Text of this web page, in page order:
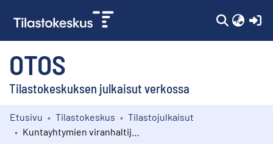
OTOS
Tilastokeskuksen julkaisut verkossa
Kokoelmat
Etusivu Tilastokeskus
Tilastojulkaisut